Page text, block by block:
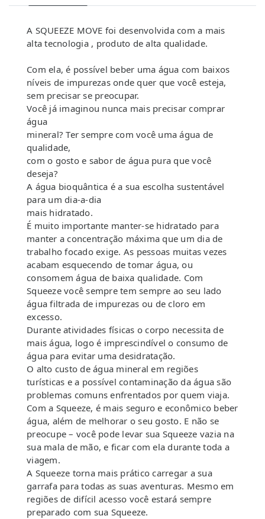
A SQUEEZE MOVE foi desenvolvida com a mais
alta tecnologia , produto de alta qualidade.
Com ela, é possível beber uma água com baixos
níveis de impurezas onde quer que você esteja,
sem precisar se preocupar.
Você já imaginou nunca mais precisar comprar
água
mineral? Ter sempre com você uma água de
qualidade,
com o gosto e sabor de água pura que você
deseja?
A água bioquântica é a sua escolha sustentável
para um dia-a-dia
mais hidratado.
É muito importante manter-se hidratado para
manter a concentração máxima que um dia de
trabalho focado exige. As pessoas muitas vezes
acabam esquecendo de tomar água, ou
consomem água de baixa qualidade. Com
Squeeze você sempre tem sempre ao seu lado
água filtrada de impurezas ou de cloro em
excesso.
Durante atividades físicas o corpo necessita de
mais água, logo é imprescindível o consumo de
água para evitar uma desidratação.
O alto custo de água mineral em regiões
turísticas e a possível contaminação da água são
problemas comuns enfrentados por quem viaja.
Com a Squeeze, é mais seguro e econômico beber
água, além de melhorar o seu gosto. E não se
preocupe – você pode levar sua Squeeze vazia na
sua mala de mão, e ficar com ela durante toda a
viagem.
A Squeeze torna mais prático carregar a sua
garrafa para todas as suas aventuras. Mesmo em
regiões de difícil acesso você estará sempre
preparado com sua Squeeze.